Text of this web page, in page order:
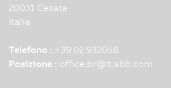
20031 Cesate
Italia
Telefono : +39 02 932058
Posizione : office.br@it.abb.com